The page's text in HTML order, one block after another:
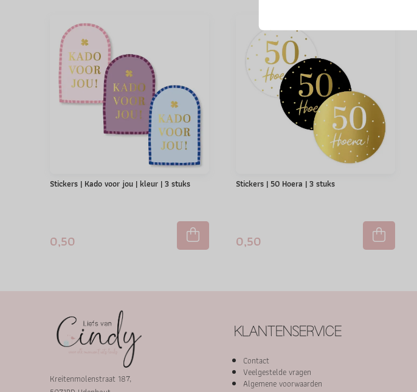
Stickers | Kado voor jou | kleur | 3 stuks
0,50
Stickers | 50 Hoera | 3 stuks
0,50
Kreitenmolenstraat 187,
KLANTENSERVICE
Contact
Veelgestelde vragen
Algemene voorwaarden